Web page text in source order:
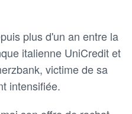
plus d'un an entre la
italienne UniCredit et
victime de sa
intensifiée.